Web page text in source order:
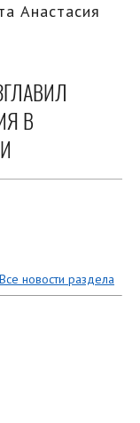
Анастасия
В
Все новости раздела